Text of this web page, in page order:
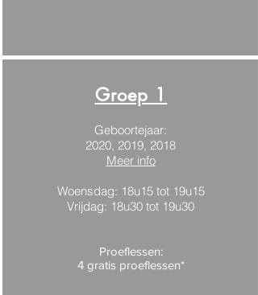
Groep 1
Geboortejaar:
2020, 2019, 2018
Meer info
Woensdag: 18u15 tot 19u15
Vrijdag: 18u30 tot 19u30
Proeflessen:
4 gratis proeflessen*